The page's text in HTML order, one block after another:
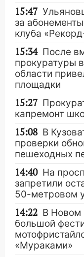
15:47
за
клуба
15:34 После
прокуратуры
области
площадки
15:27
капремонт
15:08 В
проверки
пешеходных
14:40 На
запретили
50-метровом
14:22 В Новом
большой
«Мураками»